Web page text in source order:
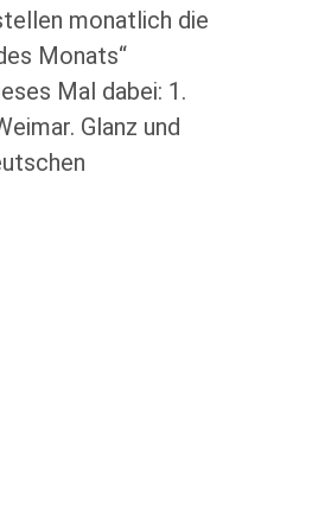
monatlich die
Monats“
Mal dabei: 1.
Glanz und